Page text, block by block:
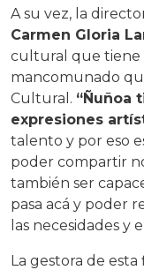
A su vez, la
Carmen Gloria
cultural que tiene
mancomunado
Cultural. “Ñuñoa
expresiones
talento y por eso
poder compartir
también ser
pasa acá y poder
las necesidades y
La gestora de